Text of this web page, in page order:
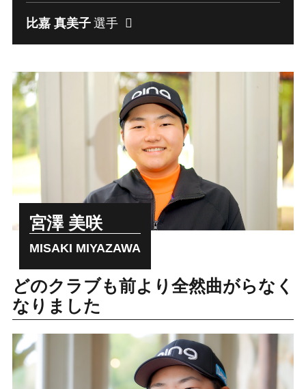
比嘉 真美子 選手
宮澤 美咲
MISAKI MIYAZAWA
どのクラブも前より全然曲がらなく
なりました